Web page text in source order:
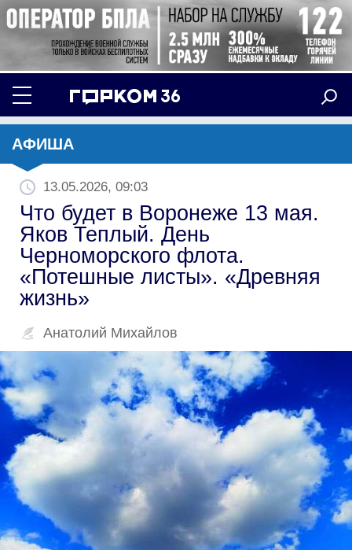
АФИША
13.05.2026, 09:03
Что будет в Воронеже 13 мая.
Яков Теплый. День
Черноморского флота.
«Потешные листы». «Древняя
жизнь»
Анатолий Михайлов